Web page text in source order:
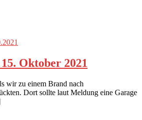
Oktober 2021
wir zu einem Brand nach
Dort sollte laut Meldung eine Garage